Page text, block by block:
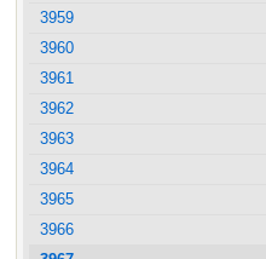
3959
3960
3961
3962
3963
3964
3965
3966